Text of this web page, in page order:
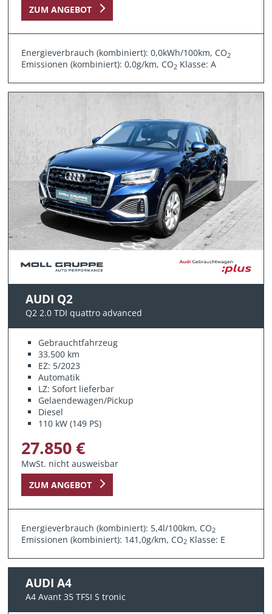
ZUM ANGEBOT
Energieverbrauch (kombiniert): 0,0kWh/100km, CO2
Emissionen (kombiniert): 0,0g/km, CO2 Klasse: A
AUDI Q2
Q2 2.0 TDI quattro advanced
Gebrauchtfahrzeug
33.500 km
EZ: 5/2023
Automatik
LZ: Sofort lieferbar
Gelaendewagen/Pickup
Diesel
110 kW (149 PS)
27.850 €
MwSt. nicht ausweisbar
ZUM ANGEBOT
Energieverbrauch (kombiniert): 5,4l/100km, CO2
Emissionen (kombiniert): 141,0g/km, CO2 Klasse: E
AUDI A4
A4 Avant 35 TFSI S tronic